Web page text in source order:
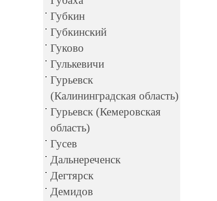
Губкин
Губкинский
Гуково
Гулькевичи
Гурьевск
(Калининградская область)
Гурьевск (Кемеровская
область)
Гусев
Дальнереченск
Дегтярск
Демидов